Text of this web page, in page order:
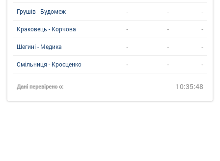
Грушів - Будомеж - - -
Краковець - Корчова - - -
Шегині - Медика - - -
Смільниця - Кросценко - - -
Дані перевірено о: 10:35:48